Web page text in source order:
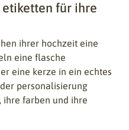
für ihre
ihrer hochzeit eine
eine flasche
eine kerze in ein echtes
personalisierung
farben und ihre